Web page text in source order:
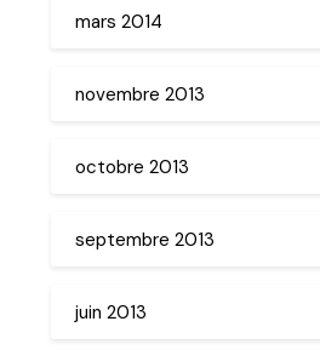
mars 2014
novembre 2013
octobre 2013
septembre 2013
juin 2013